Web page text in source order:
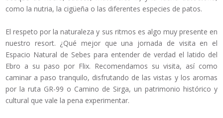
como la nutria, la cigüeña o las diferentes especies de patos.
El respeto por la naturaleza y sus ritmos es algo muy presente en
nuestro resort. ¿Qué mejor que una jornada de visita en el
Espacio Natural de Sebes para entender de verdad el latido del
Ebro a su paso por Flix. Recomendamos su visita, así como
caminar a paso tranquilo, disfrutando de las vistas y los aromas
por la ruta GR-99 o Camino de Sirga, un patrimonio histórico y
cultural que vale la pena experimentar.